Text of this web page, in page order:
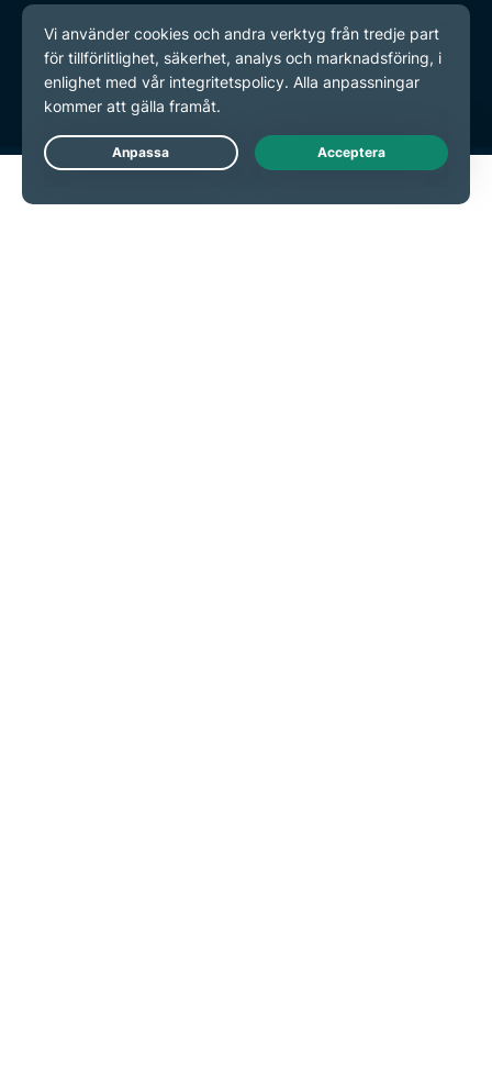
Integritetspolicy
Användarvillkor
Inställningar för cookies
Live Chat